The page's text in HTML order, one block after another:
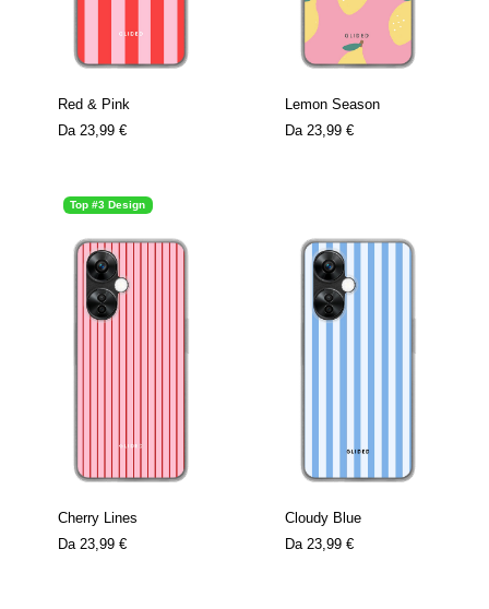
Red & Pink
Da 23,99 €
Lemon Season
Da 23,99 €
Top #3 Design
Cherry Lines
Da 23,99 €
Cloudy Blue
Da 23,99 €